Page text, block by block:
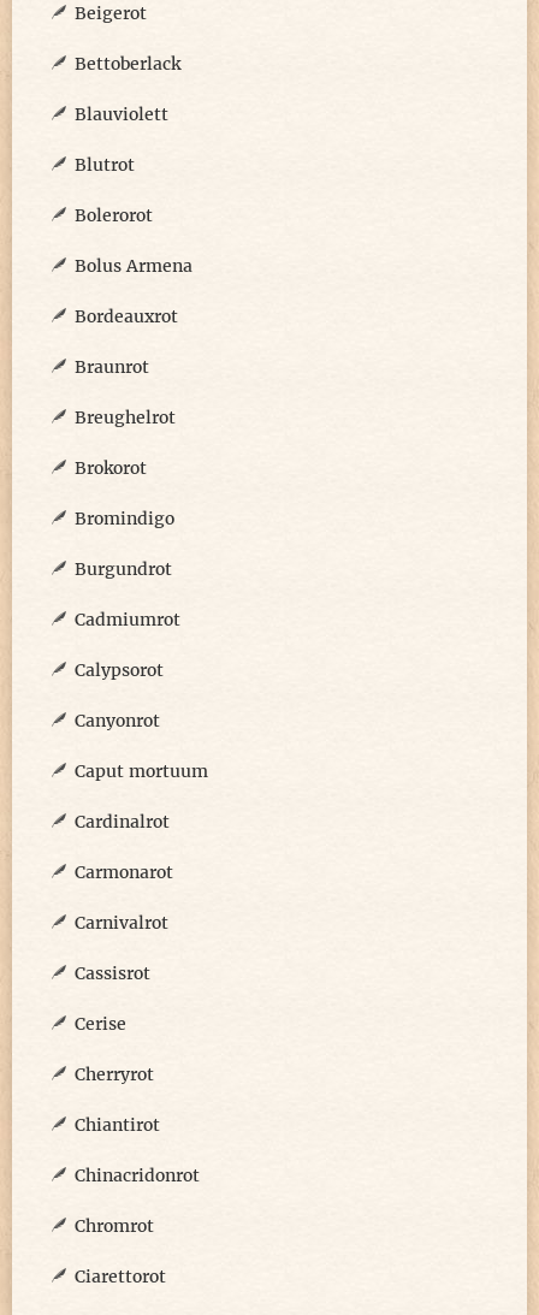
Beigerot
Bettoberlack
Blauviolett
Blutrot
Bolerorot
Bolus Armena
Bordeauxrot
Braunrot
Breughelrot
Brokorot
Bromindigo
Burgundrot
Cadmiumrot
Calypsorot
Canyonrot
Caput mortuum
Cardinalrot
Carmonarot
Carnivalrot
Cassisrot
Cerise
Cherryrot
Chiantirot
Chinacridonrot
Chromrot
Ciarettorot